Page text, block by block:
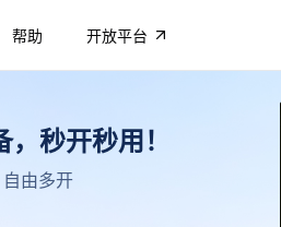
帮助 开放平台
秒开秒用！
由多开